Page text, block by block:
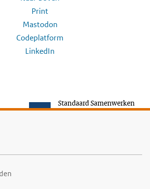
Print
Mastodon
Codeplatform
LinkedIn
Standaard Samenwerken